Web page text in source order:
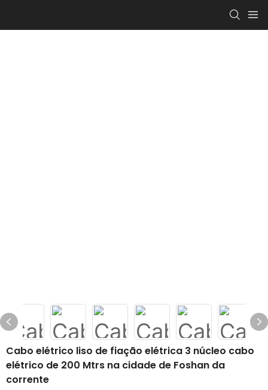
Cabo elétrico liso de fiação elétrica 3 núcleo cabo
elétrico de 200 Mtrs na cidade de Foshan da
corrente